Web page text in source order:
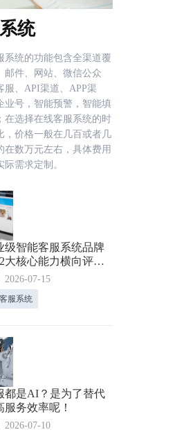
统
系统的功能包含全渠道覆
邮件、网站、微信公众
服、API渠道、APP渠
业号，智能预警，智能填
在选择在线客服系统的时
，价格一般在几百或者几
在数万元左右，具体费用
需求定制。
级智能客服系统品牌
大核心能力横向评
2026-07-15
客服系统
都是AI？是为了替代
服务效率呢！
2026-07-10